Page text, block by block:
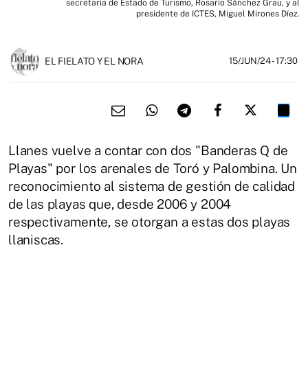
secretaria de Estado de Turismo, Rosario Sánchez Grau, y al
presidente de ICTES, Miguel Mirones Díez.
EL FIELATO Y EL NORA 15/JUN/24- 17:30
Llanes vuelve a contar con dos "Banderas Q de
Playas" por los arenales de Toró y Palombina. Un
reconocimiento al sistema de gestión de calidad
de las playas que, desde 2006 y 2004
respectivamente, se otorgan a estas dos playas
llaniscas.